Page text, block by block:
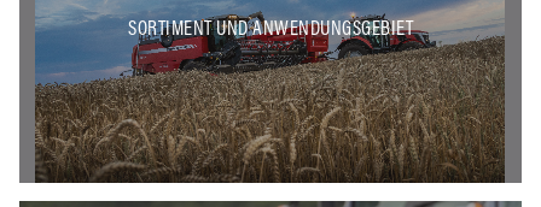
SORTIMENT UND ANWENDUNGSGEBIET